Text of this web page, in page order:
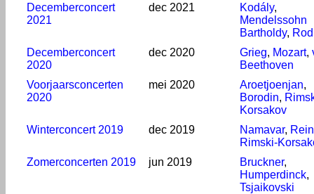
Decemberconcert
2021
dec 2021 Kodály,
Mendelssohn
Bartholdy,
Decemberconcert
2020
dec 2020 Grieg, Mozart,
Beethoven
Voorjaarsconcerten
2020
mei 2020 Aroetjoenjan,
Borodin,
Korsakov
Winterconcert 2019
dec 2019 Namavar,
Rimski-
Zomerconcerten 2019
jun 2019 Bruckner,
Humperdinck,
Tsjaikovski